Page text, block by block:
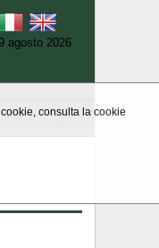
agosto 2026
consulta la cookie